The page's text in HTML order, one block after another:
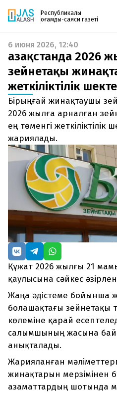
Республикалық
қоғамдық-саяси газеті
Жаңалықтар
Спорт
Live
Руханият
Аймақ
Архив
Заң және тәртіп
Редакциямен байланыс
+7 708 604 51 06
Жарнама бөлімі
+7 701 220 64 52
Пошта
zhasalash100@gmail.com
Газетке жазылу
PDF форматтағы газетті ай
поштаңызға алып
шыққан сәтте сізге бірден
енгізіңіз, біз қалғанын өзіміз
6 июня 2026, 12:40
Қазақстанда 2026
зейнетақы
жеткіліктілік
Бірыңғай жинақтаушы
2026 жылға арналған
ең төменгі жеткіліктілік
жариялады.
Құжат 2026 жылғы 21
қаулысына сәйкес
Жаңа әдістеме бойынша
болашақтағы зейнетақы
көлеміне қарай
салымшының жасына
анықталады.
Жарияланған
жинақтарын мерзімінен
азаматтардың шотында